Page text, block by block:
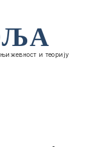
и теорију